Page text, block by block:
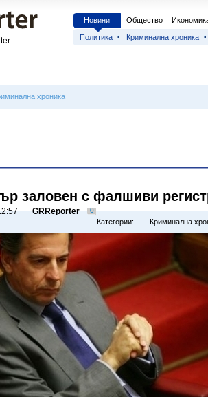
Новини Общество
Политика Криминална хроника
хроника
заловен с фалшиви
GRReporter 0
Категории: Криминална